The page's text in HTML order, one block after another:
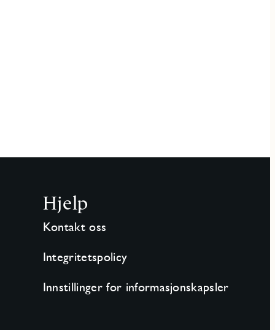
Hjelp
Kontakt oss
Integritetspolicy
Innstillinger for informasjonskapsler